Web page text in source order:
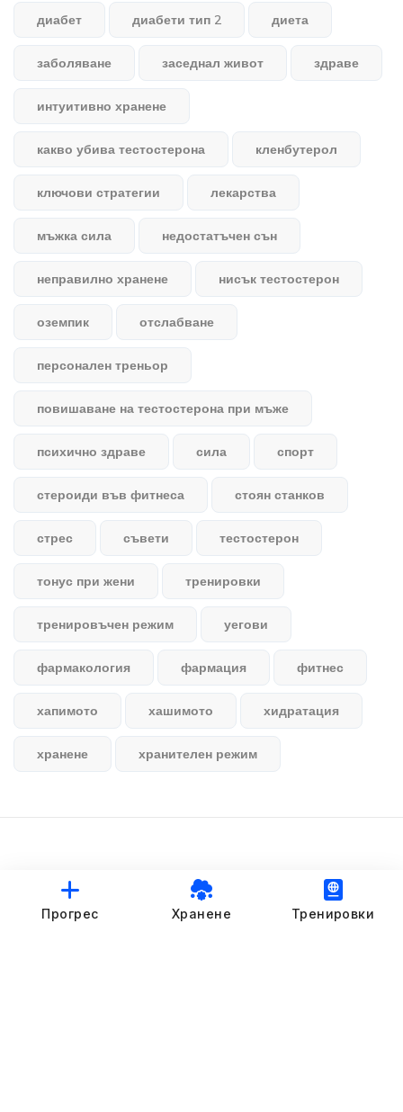
диабет диабети тип 2 диета
заболяване заседнал живот здраве
интуитивно хранене
какво убива тестостерона кленбутерол
ключови стратегии лекарства
мъжка сила недостатъчен сън
неправилно хранене нисък тестостерон
оземпик отслабване
персонален треньор
повишаване на тестостерона при мъже
психично здраве сила спорт
стероиди във фитнеса стоян станков
стрес съвети тестостерон
тонус при жени тренировки
тренировъчен режим уегови
фармакология фармация фитнес
хапимото хашимото хидратация
хранене хранителен режим
© StankovFit Progress App | 2025
Прогрес Хранене Тренировки